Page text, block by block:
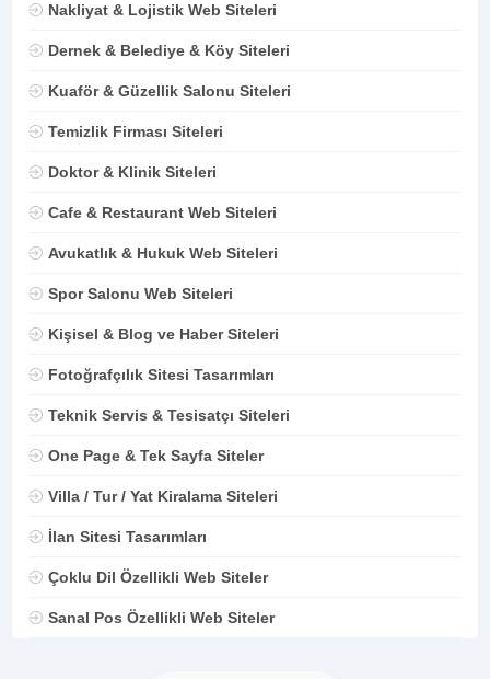
Nakliyat & Lojistik Web Siteleri
Dernek & Belediye & Köy Siteleri
Kuaför & Güzellik Salonu Siteleri
Temizlik Firması Siteleri
Doktor & Klinik Siteleri
Cafe & Restaurant Web Siteleri
Avukatlık & Hukuk Web Siteleri
Spor Salonu Web Siteleri
Kişisel & Blog ve Haber Siteleri
Fotoğrafçılık Sitesi Tasarımları
Teknik Servis & Tesisatçı Siteleri
One Page & Tek Sayfa Siteler
Villa / Tur / Yat Kiralama Siteleri
İlan Sitesi Tasarımları
Çoklu Dil Özellikli Web Siteler
Sanal Pos Özellikli Web Siteler